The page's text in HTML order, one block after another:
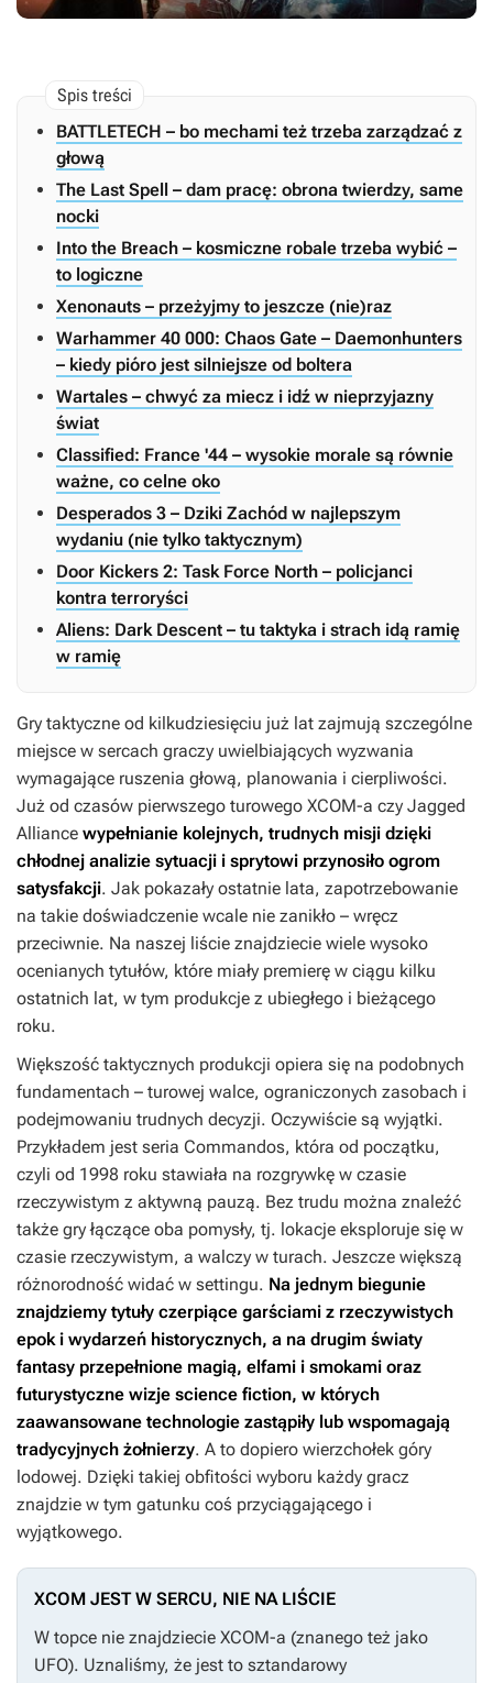
BATTLETECH – bo mechami też trzeba zarządzać z
głową
The Last Spell – dam pracę: obrona twierdzy, same
nocki
Into the Breach – kosmiczne robale trzeba wybić –
to logiczne
Xenonauts – przeżyjmy to jeszcze (nie)raz
Warhammer 40 000: Chaos Gate – Daemonhunters
– kiedy pióro jest silniejsze od boltera
Wartales – chwyć za miecz i idź w nieprzyjazny
świat
Classified: France '44 – wysokie morale są równie
ważne, co celne oko
Desperados 3 – Dziki Zachód w najlepszym
wydaniu (nie tylko taktycznym)
Door Kickers 2: Task Force North – policjanci
kontra terroryści
Aliens: Dark Descent – tu taktyka i strach idą ramię
w ramię
Gry taktyczne od kilkudziesięciu już lat zajmują szczególne
miejsce w sercach graczy uwielbiających wyzwania
wymagające ruszenia głową, planowania i cierpliwości.
Już od czasów pierwszego turowego XCOM-a czy Jagged
Alliance wypełnianie kolejnych, trudnych misji dzięki
chłodnej analizie sytuacji i sprytowi przynosiło ogrom
satysfakcji. Jak pokazały ostatnie lata, zapotrzebowanie
na takie doświadczenie wcale nie zanikło – wręcz
przeciwnie. Na naszej liście znajdziecie wiele wysoko
ocenianych tytułów, które miały premierę w ciągu kilku
ostatnich lat, w tym produkcje z ubiegłego i bieżącego
roku.
Większość taktycznych produkcji opiera się na podobnych
fundamentach – turowej walce, ograniczonych zasobach i
podejmowaniu trudnych decyzji. Oczywiście są wyjątki.
Przykładem jest seria Commandos, która od początku,
czyli od 1998 roku stawiała na rozgrywkę w czasie
rzeczywistym z aktywną pauzą. Bez trudu można znaleźć
także gry łączące oba pomysły, tj. lokacje eksploruje się w
czasie rzeczywistym, a walczy w turach. Jeszcze większą
różnorodność widać w settingu. Na jednym biegunie
znajdziemy tytuły czerpiące garściami z rzeczywistych
epok i wydarzeń historycznych, a na drugim światy
fantasy przepełnione magią, elfami i smokami oraz
futurystyczne wizje science fiction, w których
zaawansowane technologie zastąpiły lub wspomagają
tradycyjnych żołnierzy. A to dopiero wierzchołek góry
lodowej. Dzięki takiej obfitości wyboru każdy gracz
znajdzie w tym gatunku coś przyciągającego i
wyjątkowego.
XCOM JEST W SERCU, NIE NA LIŚCIE
W topce nie znajdziecie XCOM-a (znanego też jako
UFO). Uznaliśmy, że jest to sztandarowy